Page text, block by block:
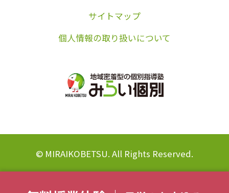
サイトマップ
個人情報の取り扱いについて
© MIRAIKOBETSU. All Rights Reserved.